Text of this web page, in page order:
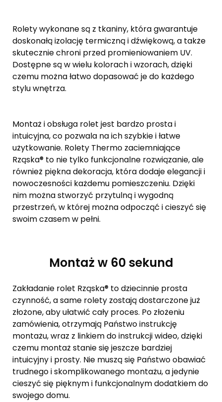
Rolety wykonane są z tkaniny, która gwarantuje
doskonałą izolację termiczną i dźwiękową, a także
skutecznie chroni przed promieniowaniem UV.
Dostępne są w wielu kolorach i wzorach, dzięki
czemu można łatwo dopasować je do każdego
stylu wnętrza.
Montaż i obsługa rolet jest bardzo prosta i
intuicyjna, co pozwala na ich szybkie i łatwe
użytkowanie. Rolety Thermo zaciemniające
Rząska® to nie tylko funkcjonalne rozwiązanie, ale
również piękna dekoracja, która dodaje elegancji i
nowoczesności każdemu pomieszczeniu. Dzięki
nim można stworzyć przytulną i wygodną
przestrzeń, w której można odpocząć i cieszyć się
swoim czasem w pełni.
Montaż w 60 sekund
Zakładanie rolet Rząska® to dziecinnie prosta
czynność, a same rolety zostają dostarczone już
złożone, aby ułatwić cały proces. Po złożeniu
zamówienia, otrzymają Państwo instrukcję
montażu, wraz z linkiem do instrukcji wideo, dzięki
czemu montaż stanie się jeszcze bardziej
intuicyjny i prosty. Nie muszą się Państwo obawiać
trudnego i skomplikowanego montażu, a jedynie
cieszyć się pięknym i funkcjonalnym dodatkiem do
swojego domu.